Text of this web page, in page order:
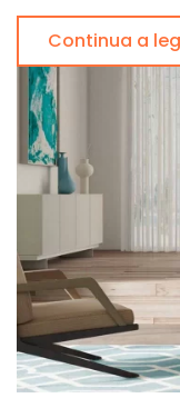
Continua a